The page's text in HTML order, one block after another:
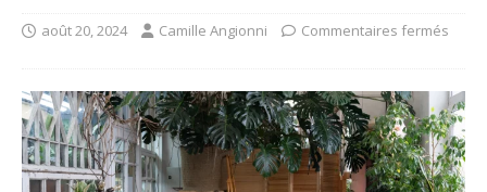
août 20, 2024 Camille Angionni Commentaires fermés